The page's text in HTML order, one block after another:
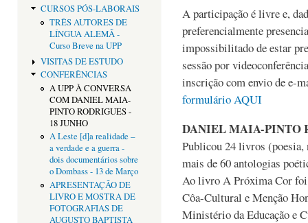
CURSOS PÓS-LABORAIS
TRÊS AUTORES DE
LÍNGUA ALEMÃ -
Curso Breve na UPP
VISITAS DE ESTUDO
CONFERÊNCIAS
A UPP À CONVERSA
COM DANIEL MAIA-
PINTO RODRIGUES -
18 JUNHO
A Leste [d]a realidade –
a verdade e a guerra -
dois documentários sobre
o Dombass - 13 de Março
APRESENTAÇÃO DE
LIVRO E MOSTRA DE
FOTOGRAFIAS DE
AUGUSTO BAPTISTA
A participação é livre e,
preferencialmente
impossibilitado de estar
sessão por
inscrição com envio de e-
formulário AQUI
DANIEL MAIA-PINTO
Publicou 24 livros (poesia,
mais de 60 antologias
Ao livro A Próxima Cor
Côa-Cultural e Menção
Ministério da Educação e